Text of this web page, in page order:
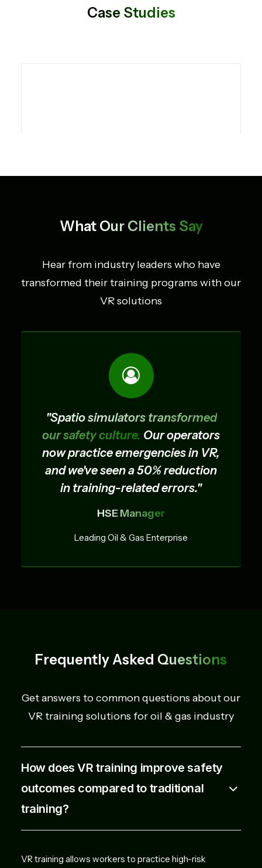
Case Studies
Cryogenic Transfer VR Training
Simulator
What Our Clients Say
Hear from industry leaders who have
transformed their training programs with our
VR solutions
"Spatio simulators transformed
our safety culture. Our operators
now practice emergencies in VR,
and we've seen a 50% reduction
in training-related errors."
HSE Manager
Leading Oil & Gas Enterprise
Frequently Asked Questions
Get answers to common questions about our
VR training solutions for oil & gas industry
How does VR training improve safety
outcomes compared to traditional
training?
VR training allows workers to practice high-risk